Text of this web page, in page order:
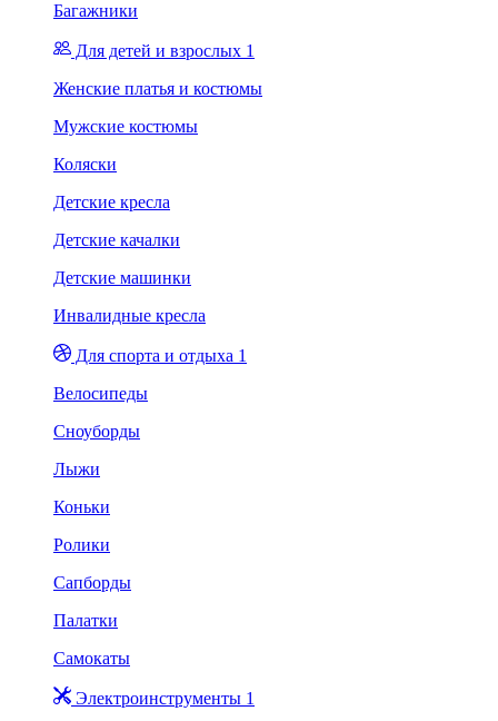
Багажники
Для детей и взрослых 1
Женские платья и костюмы
Мужские костюмы
Коляски
Детские кресла
Детские качалки
Детские машинки
Инвалидные кресла
Для спорта и отдыха 1
Велосипеды
Сноуборды
Лыжи
Коньки
Ролики
Сапборды
Палатки
Самокаты
Электроинструменты 1